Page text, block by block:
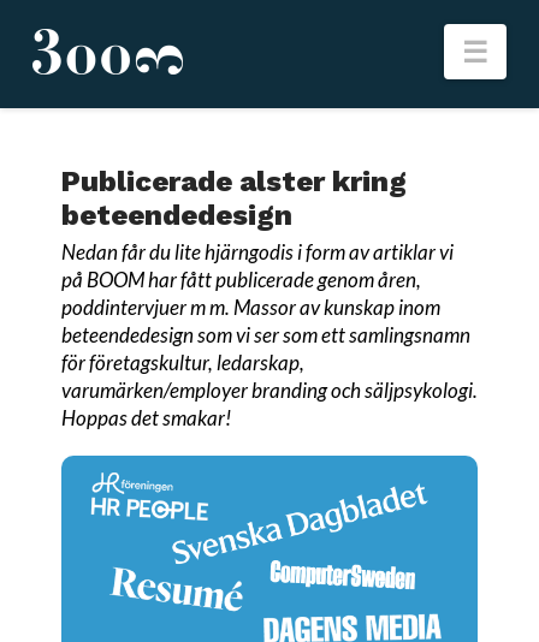
Publicerade alster kring
beteendedesign
Nedan får du lite hjärngodis i form av artiklar vi
på BOOM har fått publicerade genom åren,
poddintervjuer m m. Massor av kunskap inom
beteendedesign som vi ser som ett samlingsnamn
för företagskultur, ledarskap,
varumärken/employer branding och säljpsykologi.
Hoppas det smakar!